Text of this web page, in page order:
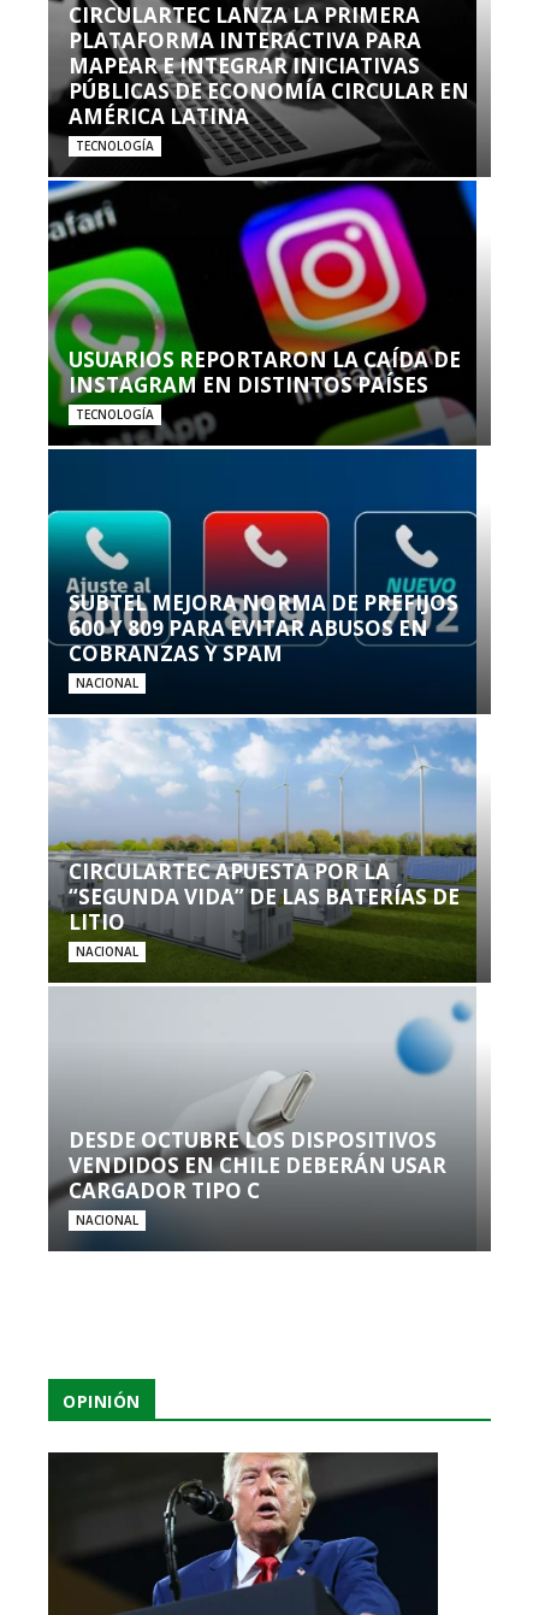
CIRCULARTEC LANZA LA PRIMERA
PLATAFORMA INTERACTIVA PARA
MAPEAR E INTEGRAR INICIATIVAS
PÚBLICAS DE ECONOMÍA CIRCULAR EN
AMÉRICA LATINA
TECNOLOGÍA
USUARIOS REPORTARON LA CAÍDA DE
INSTAGRAM EN DISTINTOS PAÍSES
TECNOLOGÍA
SUBTEL MEJORA NORMA DE PREFIJOS
600 Y 809 PARA EVITAR ABUSOS EN
COBRANZAS Y SPAM
NACIONAL
CIRCULARTEC APUESTA POR LA
“SEGUNDA VIDA” DE LAS BATERÍAS DE
LITIO
NACIONAL
DESDE OCTUBRE LOS DISPOSITIVOS
VENDIDOS EN CHILE DEBERÁN USAR
CARGADOR TIPO C
NACIONAL
OPINIÓN